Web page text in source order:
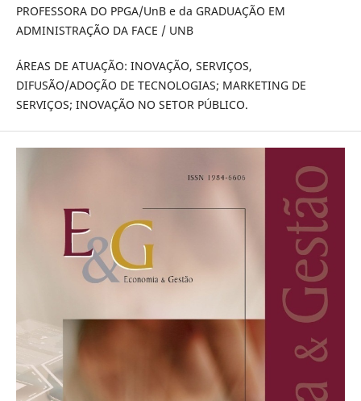
PROFESSORA DO PPGA/UnB e da GRADUAÇÃO EM
ADMINISTRAÇÃO DA FACE / UNB
ÁREAS DE ATUAÇÃO: INOVAÇÃO, SERVIÇOS,
DIFUSÃO/ADOÇÃO DE TECNOLOGIAS; MARKETING DE
SERVIÇOS; INOVAÇÃO NO SETOR PÚBLICO.